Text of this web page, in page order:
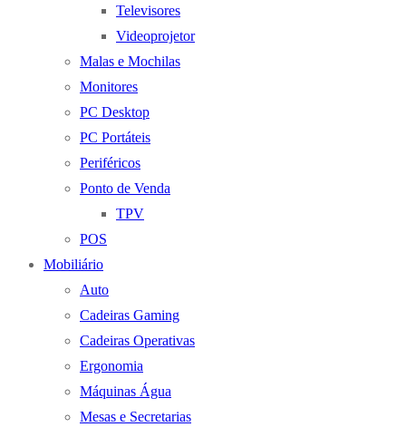
Televisores
Videoprojetor
Malas e Mochilas
Monitores
PC Desktop
PC Portáteis
Periféricos
Ponto de Venda
TPV
POS
Mobiliário
Auto
Cadeiras Gaming
Cadeiras Operativas
Ergonomia
Máquinas Água
Mesas e Secretarias